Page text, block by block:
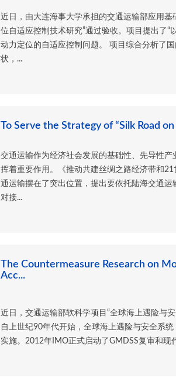
近日，由大连海事大学承担的交通运输部应用
位自适应控制技术研究”通过验收。项目提出了“
动力定位的自适应控制问题。 项目综合分析了
状，...
To Serve the Strategy of “Silk Road
交通运输作为经济社会发展的基础性、先导性产
挥着重要作用。《推动共建丝绸之路经济带和
通运输摆在了突出位置，提出要依托陆海交通
对接...
The Countermeasure Research on
Acc...
近日，交通运输部软科学项目“全球海上遇险与
自上世纪90年代开始，全球海上遇险与安全系
实施。2012年IMO正式启动了GMDSS复审和现